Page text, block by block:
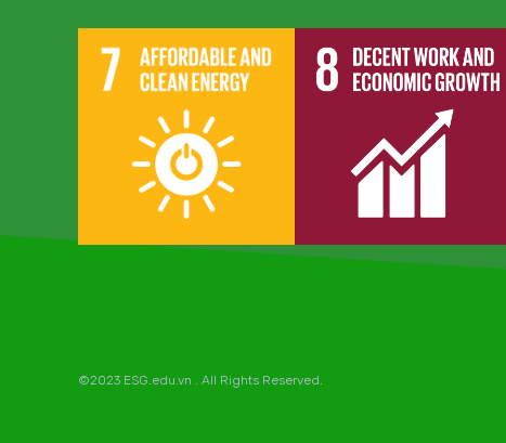
©2023 ESG.edu.vn . All Rights Reserved.